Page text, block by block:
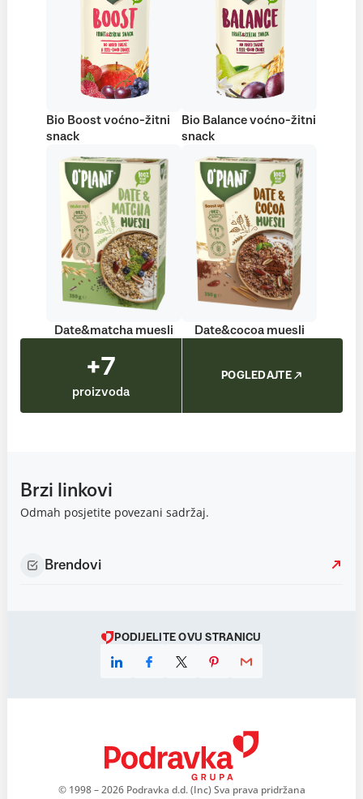
Bio Boost voćno-žitni
snack
Bio Balance voćno-žitni
snack
Date&matcha muesli Date&cocoa muesli
+7
proizvoda
POGLEDAJTE
Brzi linkovi
Odmah posjetite povezani sadržaj.
Brendovi
PODIJELITE OVU STRANICU
© 1998 – 2026 Podravka d.d. (Inc) Sva prava pridržana